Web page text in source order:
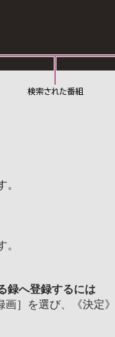
。
。
録へ登録するには
］を選び、《決定